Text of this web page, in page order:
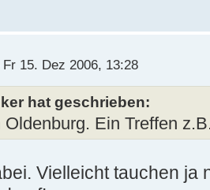
Fr 15. Dez 2006, 13:28
hat geschrieben:
Oldenburg. Ein Treffen
Vielleicht tauchen ja